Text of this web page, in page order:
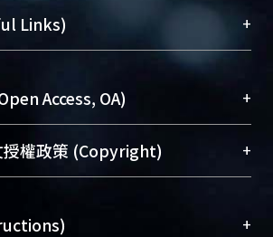
）與學術庫（AH）不同功能平
術典藏NTU scholars。期能整合研
流合作、保存學術產出、推廣研究
archive and promote researcher
works, Library integrates the
Repository” with “Academic
Library)
員(Medical Library)
(Social
Links) +
Access, OA) +
者角度提升資訊取用性的社會運
究上是透過將研究著作公開供使
可加速研究發展、提升研究影響
授權政策 (Copyright) +
權非匯入者所有，或由第三方贊
+